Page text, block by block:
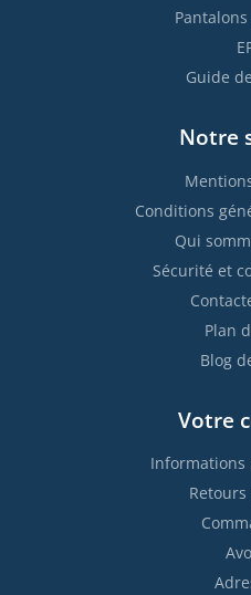
Guide
Notre
Conditions
Qui
Sécurité et
Plan
Blog
Votre
Informations